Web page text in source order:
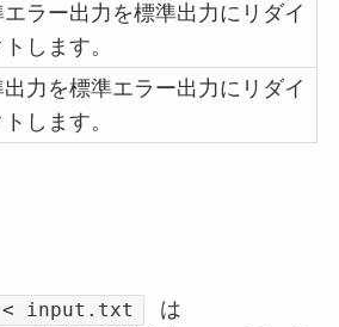
ラー出力を標準出力にリダイ
します。
力を標準エラー出力にリダイ
します。
input.txt は